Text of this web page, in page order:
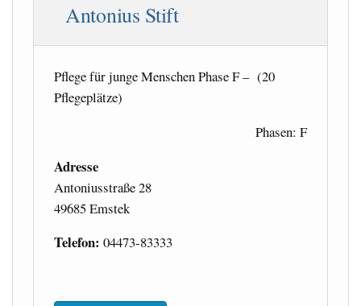
Antonius Stift
Pflege für junge Menschen Phase F – (20
Pflegeplätze)
Phasen: F
Adresse
Antoniusstraße 28
49685 Emstek
Telefon:04473-83333